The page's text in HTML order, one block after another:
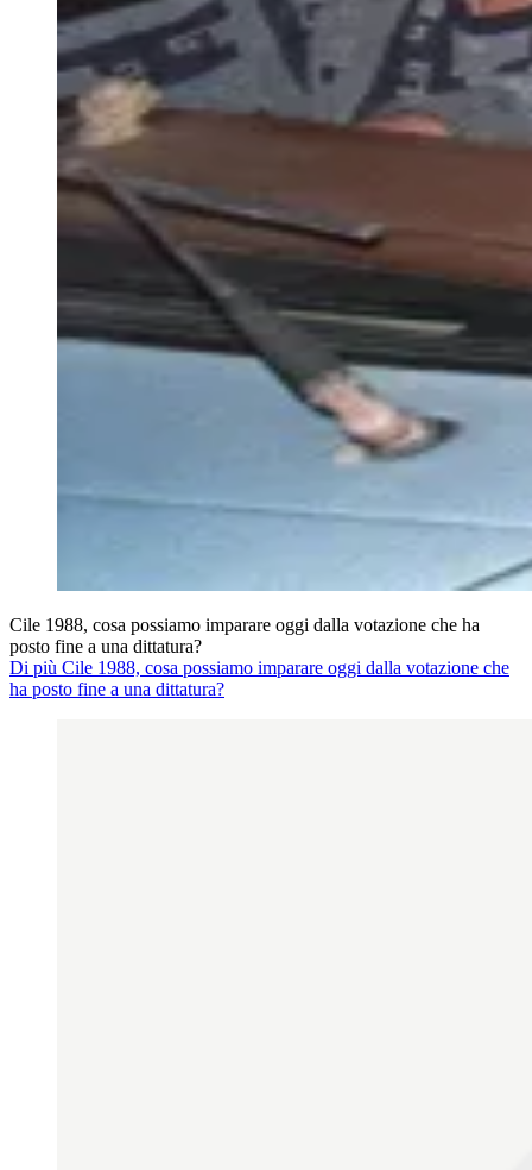
Cile 1988, cosa possiamo imparare oggi dalla votazione che ha
posto fine a una dittatura?
Di più Cile 1988, cosa possiamo imparare oggi dalla votazione che
ha posto fine a una dittatura?